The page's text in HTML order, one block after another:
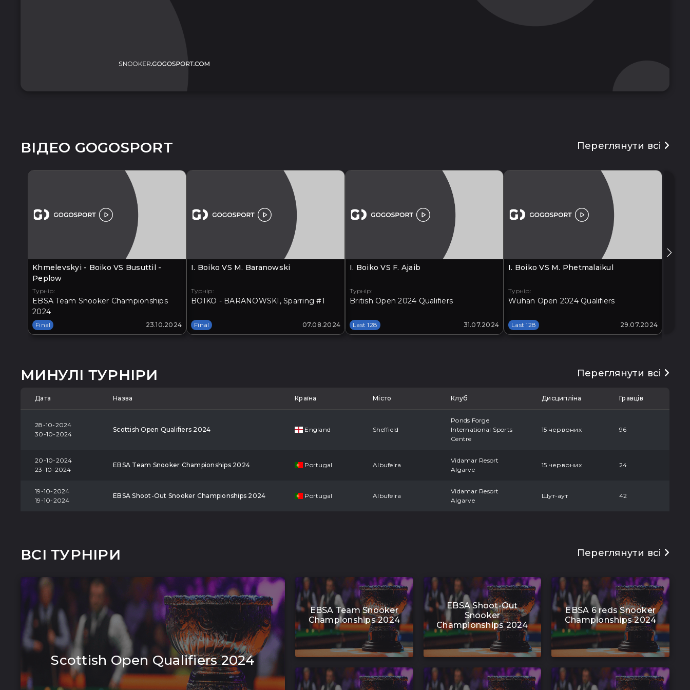
ВІДЕО GOGOSPORT Переглянути всі
Khmelevskyi - Boiko VS Busuttil -
Peplow
Турнір:
EBSA Team Snooker Championships
2024
Final 23.10.2024
I. Boiko VS M. Baranowski
Турнір:
BOIKO - BARANOWSKI, Sparring #1
Final 07.08.2024
I. Boiko VS F. Ajaib
Турнір:
British Open 2024 Qualifiers
Last 128 31.07.2024
I. Boiko VS M. Phetmalaikul
Турнір:
Wuhan Open 2024 Qualifiers
Last 128 29.07.2024
МИНУЛІ ТУРНІРИ Переглянути всі
Дата Назва Країна Місто Клуб Дисципліна Гравців
28-10-2024
30-10-2024
Scottish Open Qualifiers 2024 England Sheffield
Ponds Forge
International Sports
Centre
15 червоних 96
20-10-2024
23-10-2024
EBSA Team Snooker Championships 2024 Portugal Albufeira
Vidamar Resort
Algarve
15 червоних 24
19-10-2024
19-10-2024
EBSA Shoot-Out Snooker Championships 2024 Portugal Albufeira
Vidamar Resort
Algarve
Шут-аут 42
ВСІ ТУРНІРИ Переглянути всі
Scottish Open Qualifiers 2024
EBSA Team Snooker
Championships 2024
EBSA Shoot-Out
Snooker
Championships 2024
EBSA 6 reds Snooker
Championships 2024